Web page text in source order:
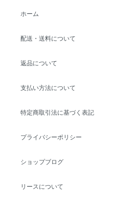
ホーム
配送・送料について
返品について
支払い方法について
特定商取引法に基づく表記
プライバシーポリシー
ショップブログ
リースについて